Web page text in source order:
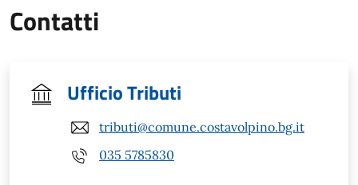
Contatti
Ufficio Tributi
tributi@comune.costavolpino.bg.it
035 5785830